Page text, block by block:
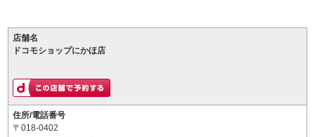
店舗名
ドコモショップにかほ店
住所/電話番号
〒018-0402